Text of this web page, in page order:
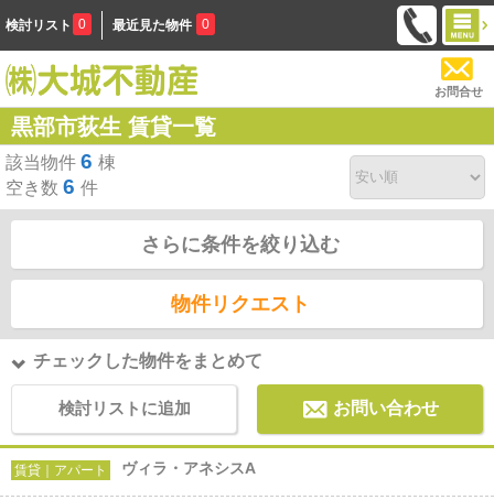
検討リスト 0 最近見た物件 0
お問合せ
黒部市荻生 賃貸一覧
該当物件 6 棟
空き数 6 件
さらに条件を絞り込む
物件リクエスト
チェックした物件をまとめて
検討リストに追加 お問い合わせ
賃貸｜アパート ヴィラ・アネシスA